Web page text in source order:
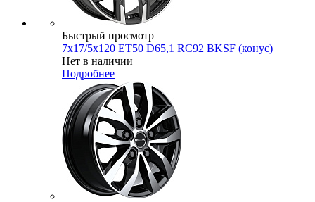
Быстрый просмотр
7x17/5x120 ET50 D65,1 RC92 BKSF (конус)
Нет в наличии
Подробнее